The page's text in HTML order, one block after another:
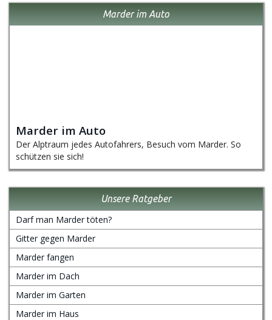
Marder im Auto
Marder im Auto
Der Alptraum jedes Autofahrers, Besuch vom Marder. So
schützen sie sich!
Unsere Ratgeber
Darf man Marder töten?
Gitter gegen Marder
Marder fangen
Marder im Dach
Marder im Garten
Marder im Haus